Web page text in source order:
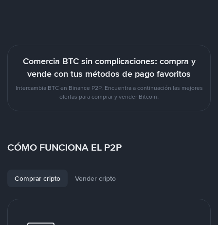
Comercia BTC sin complicaciones: compra y
vende con tus métodos de pago favoritos
Intercambia BTC en Binance P2P. Encuentra a continuación las mejores
ofertas para comprar y vender Bitcoin.
CÓMO FUNCIONA EL P2P
Comprar cripto Vender cripto